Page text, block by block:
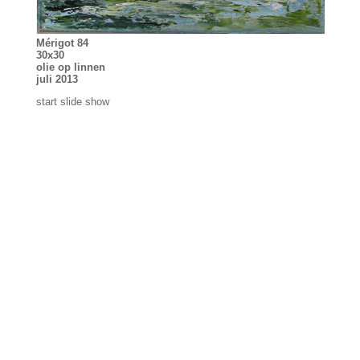
Mérigot 84
30x30
olie op linnen
juli 2013
start slide show